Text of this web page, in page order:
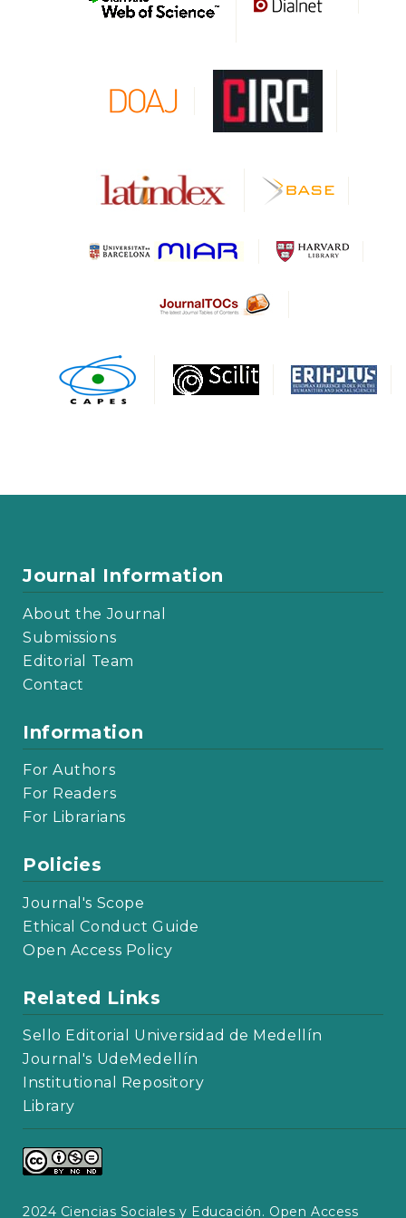
Journal Information
About the Journal
Submissions
Editorial Team
Contact
Information
For Authors
For Readers
For Librarians
Policies
Journal's Scope
Ethical Conduct Guide
Open Access Policy
Related Links
Sello Editorial Universidad de Medellín
Journal's UdeMedellín
Institutional Repository
Library
2024 Ciencias Sociales y Educación. Open Access